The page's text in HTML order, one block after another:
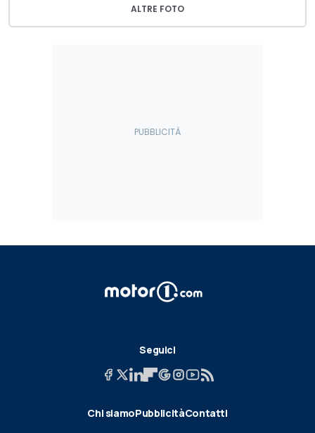
ALTRE FOTO
Seguici
Chi siamoPubblicitàContatti